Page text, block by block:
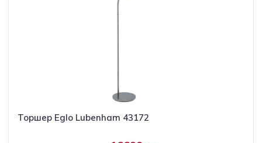
Торшер Eglo Lubenham 43172